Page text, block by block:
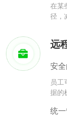
在某
径，
远
安
员工
据的
统